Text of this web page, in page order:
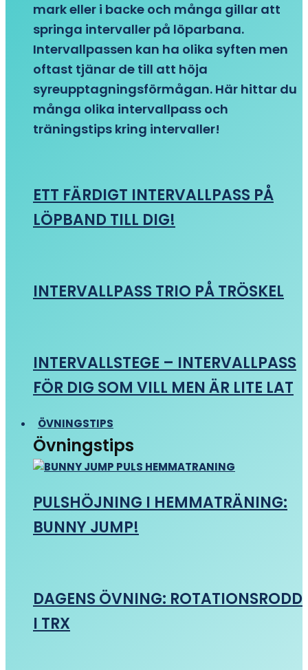
mark eller i backe och många gillar att
springa intervaller på löparbana.
Intervallpassen kan ha olika syften men
oftast tjänar de till att höja
syreupptagningsförmågan. Här hittar du
många olika intervallpass och
träningstips kring intervaller!
ETT FÄRDIGT INTERVALLPASS PÅ
LÖPBAND TILL DIG!
INTERVALLPASS TRIO PÅ TRÖSKEL
INTERVALLSTEGE – INTERVALLPASS
FÖR DIG SOM VILL MEN ÄR LITE LAT
ÖVNINGSTIPS
Övningstips
PULSHÖJNING I HEMMATRÄNING:
BUNNY JUMP!
DAGENS ÖVNING: ROTATIONSRODD
I TRX